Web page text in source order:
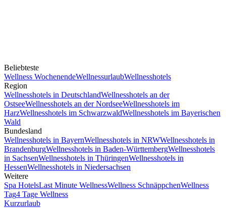
Beliebteste
Wellness WochenendeWellnessurlaubWellnesshotels
Region
Wellnesshotels in DeutschlandWellnesshotels an der
OstseeWellnesshotels an der NordseeWellnesshotels im
HarzWellnesshotels im SchwarzwaldWellnesshotels im Bayerischen
Wald
Bundesland
Wellnesshotels in BayernWellnesshotels in NRWWellnesshotels in
BrandenburgWellnesshotels in Baden-WürttembergWellnesshotels
in SachsenWellnesshotels in ThüringenWellnesshotels in
HessenWellnesshotels in Niedersachsen
Weitere
Spa HotelsLast Minute WellnessWellness SchnäppchenWellness
Tag4 Tage Wellness
Kurzurlaub